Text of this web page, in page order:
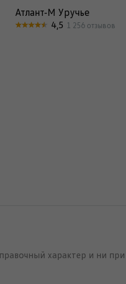
Атлант-М Уручье
4,5 1 256 отзывов
характер и ни